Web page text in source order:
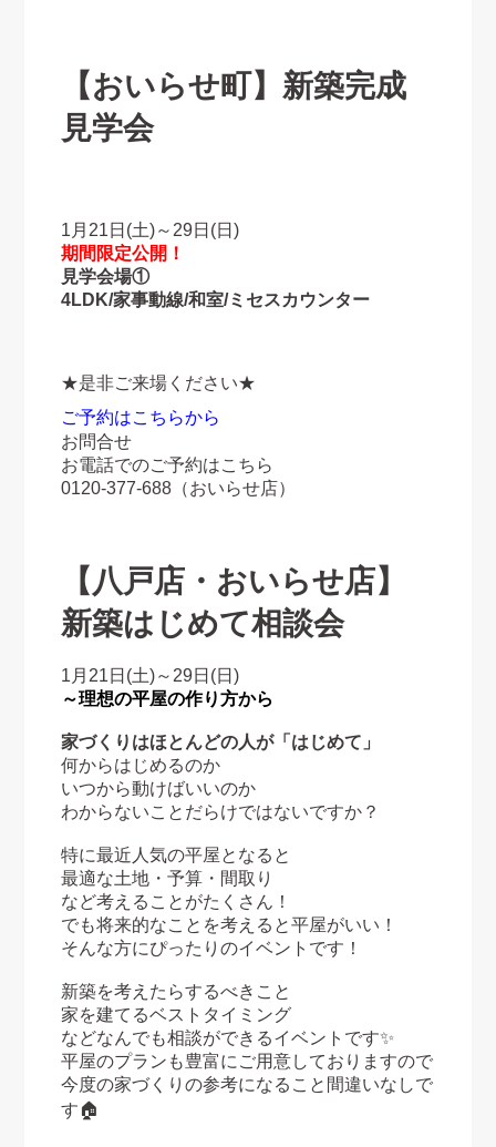
【おいらせ町】 新築完成
見学会
1月21日(土)～29日(日)
期間限定公開！
見学会場①
4LDK/家事動線/和室/ミセスカウンター
★是非ご来場ください★
ご予約はこちらから
お問合せ
お電話でのご予約はこちら
0120-377-688（おいらせ店）
【八戸店・おいらせ店】
新築はじめて相談会
1月21日(土)～29日(日)
～理想の平屋の作り方から
家づくりはほとんどの人が「はじめて」
何からはじめるのか
いつから動けばいいのか
わからないことだらけではないですか？
特に最近人気の平屋となると
最適な土地・予算・間取り
など考えることがたくさん！
でも将来的なことを考えると平屋がいい！
そんな方にぴったりのイベントです！
新築を考えたらするべきこと
家を建てるベストタイミング
などなんでも相談ができるイベントです✨
平屋のプランも豊富にご用意しておりますので
今度の家づくりの参考になること間違いなしで
す🏠